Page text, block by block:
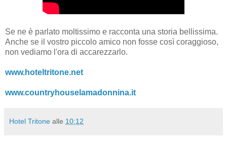
Se ne è parlato moltissimo e racconta una storia bellissima.
Anche se il vostro piccolo amico non fosse così coraggioso,
non vediamo l'ora di accarezzarlo.
www.hoteltritone.net
www.countryhouselamadonnina.it
Hotel Tritone alle 10:12